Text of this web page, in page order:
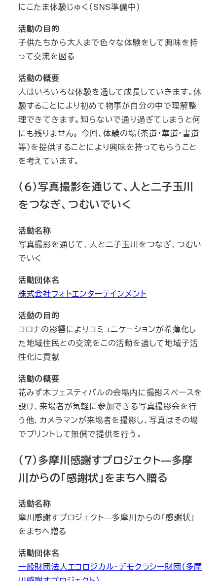
にこたま体験じゅく（SNS準備中）
活動の目的
子供たちから大人まで色々な体験をして興味を持
って交流を図る
活動の概要
人はいろいろな体験を通して成長していきます。体
験することにより初めて物事が自分の中で理解整
理できてきます。知らないで通り過ぎてしまうと何
にも残りません。 今回、体験の場（茶道・華道・書道
等）を提供することにより興味を持ってもらうこと
を考えています。
（６）写真撮影を通じて、人と二子玉川
をつなぎ、つむいでいく
活動名称
写真撮影を通じて、人と二子玉川をつなぎ、つむい
でいく
活動団体名
株式会社フォトエンターテインメント
活動の目的
コロナの影響によりコミュニケーションが希薄化し
た地域住民との交流をこの活動を通して地域子活
性化に貢献
活動の概要
花みず木フェスティバルの会場内に撮影スペースを
設け、来場者が気軽に参加できる写真撮影会を行
う他、カメラマンが来場者を撮影し、写真はその場
でプリントして無償で提供を行う。
（７）多摩川感謝すプロジェクト―多摩
川からの「感謝状」をまちへ贈る
活動名称
摩川感謝すプロジェクト―多摩川からの「感謝状」
をまちへ贈る
活動団体名
一般財団法人エコロジカル・デモクラシー財団（多摩